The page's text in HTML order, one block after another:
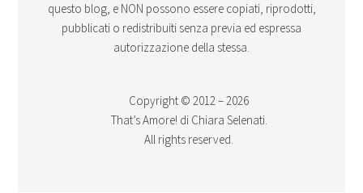
questo blog, e NON possono essere copiati, riprodotti,
pubblicati o redistribuiti senza previa ed espressa
autorizzazione della stessa.
Copyright © 2012 – 2026
That’s Amore! di Chiara Selenati.
All rights reserved.